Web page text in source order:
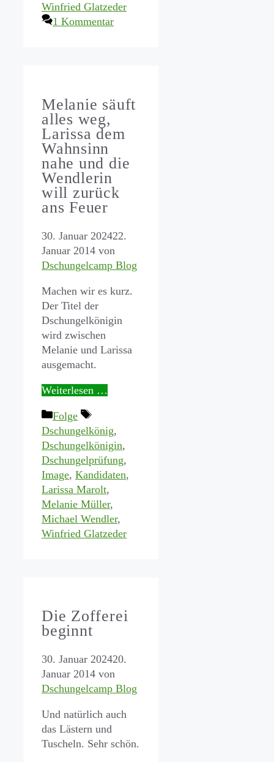
Winfried Glatzeder
1 Kommentar
Melanie säuft
alles weg,
Larissa dem
Wahnsinn
nahe und die
Wendlerin
will zurück
ans Feuer
30. Januar 202422.
Januar 2014 von
Dschungelcamp Blog
Machen wir es kurz.
Der Titel der
Dschungelkönigin
wird zwischen
Melanie und Larissa
ausgemacht.
Weiterlesen …
Kategorien
Folge
Schlagwörter
Dschungelkönig,
Dschungelkönigin,
Dschungelprüfung,
Image, Kandidaten,
Larissa Marolt,
Melanie Müller,
Michael Wendler,
Winfried Glatzeder
Die Zofferei
beginnt
30. Januar 202420.
Januar 2014 von
Dschungelcamp Blog
Und natürlich auch
das Lästern und
Tuscheln. Sehr schön.